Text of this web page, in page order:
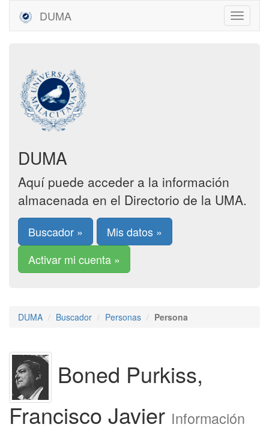
DUMA
DUMA
Aquí puede acceder a la información
almacenada en el Directorio de la UMA.
Buscador »
Mis datos »
Activar mi cuenta »
DUMA Buscador Personas Persona
Boned Purkiss,
Francisco Javier Información